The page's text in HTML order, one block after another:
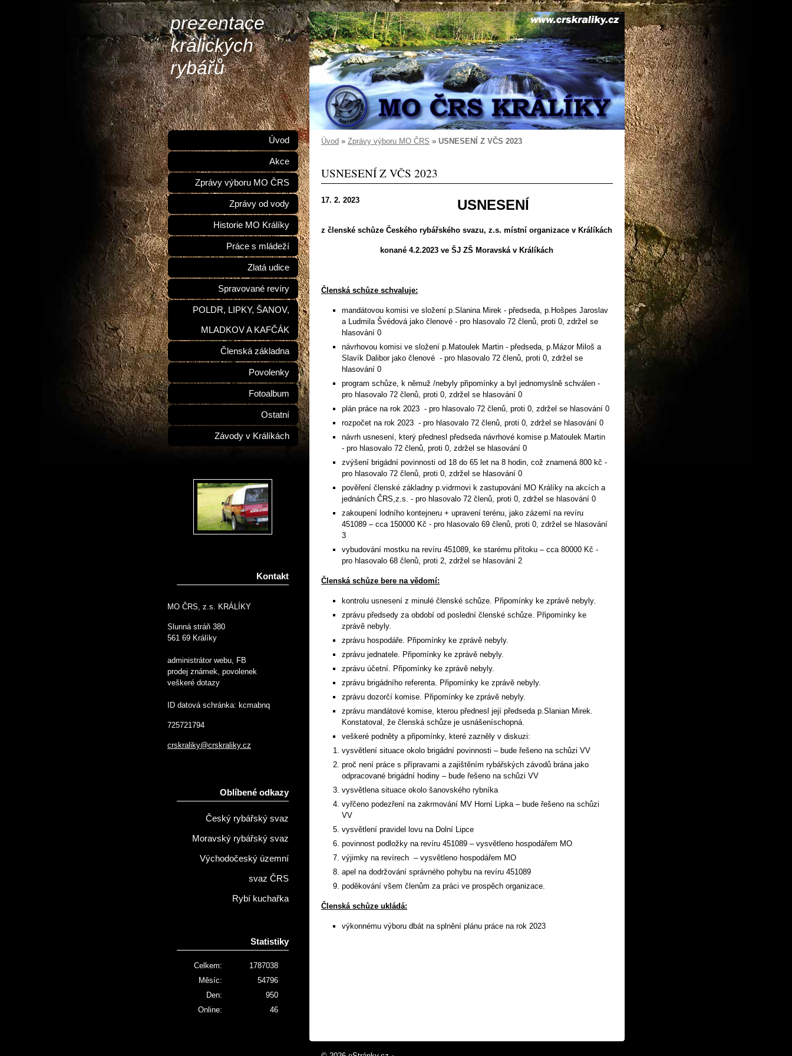
prezentace
králických
rybářů
Úvod » Zprávy výboru MO ČRS » USNESENÍ Z VČS 2023
USNESENÍ Z VČS 2023
17. 2. 2023 USNESENÍ
z členské schůze Českého rybářského svazu, z.s. místní organizace v Králíkách
konané 4.2.2023 ve ŠJ ZŠ Moravská v Králíkách
Členská schůze schvaluje:
mandátovou komisi ve složení p.Slanina Mirek - předseda, p.Hošpes Jaroslav
a Ludmila Švédová jako členové - pro hlasovalo 72 členů, proti 0, zdržel se
hlasování 0
návrhovou komisi ve složení p.Matoulek Martin - předseda, p.Mázor Miloš a
Slavík Dalibor jako členové - pro hlasovalo 72 členů, proti 0, zdržel se
hlasování 0
program schůze, k němuž /nebyly připomínky a byl jednomyslně schválen -
pro hlasovalo 72 členů, proti 0, zdržel se hlasování 0
plán práce na rok 2023 - pro hlasovalo 72 členů, proti 0, zdržel se hlasování 0
rozpočet na rok 2023 - pro hlasovalo 72 členů, proti 0, zdržel se hlasování 0
návrh usnesení, který přednesl předseda návrhové komise p.Matoulek Martin
- pro hlasovalo 72 členů, proti 0, zdržel se hlasování 0
zvýšení brigádní povinnosti od 18 do 65 let na 8 hodin, což znamená 800 kč -
pro hlasovalo 72 členů, proti 0, zdržel se hlasování 0
pověření členské základny p.vidrmovi k zastupování MO Králíky na akcích a
jednáních ČRS,z.s. - pro hlasovalo 72 členů, proti 0, zdržel se hlasování 0
zakoupení lodního kontejneru + upravení terénu, jako zázemí na revíru
451089 – cca 150000 Kč - pro hlasovalo 69 členů, proti 0, zdržel se hlasování
3
vybudování mostku na revíru 451089, ke starému přítoku – cca 80000 Kč -
pro hlasovalo 68 členů, proti 2, zdržel se hlasování 2
Členská schůze bere na vědomí:
kontrolu usnesení z minulé členské schůze. Připomínky ke zprávě nebyly.
zprávu předsedy za období od poslední členské schůze. Připomínky ke
zprávě nebyly.
zprávu hospodáře. Připomínky ke zprávě nebyly.
zprávu jednatele. Připomínky ke zprávě nebyly.
zprávu účetní. Připomínky ke zprávě nebyly.
zprávu brigádního referenta. Připomínky ke zprávě nebyly.
zprávu dozorčí komise. Připomínky ke zprávě nebyly.
zprávu mandátové komise, kterou přednesl její předseda p.Slanian Mirek.
Konstatoval, že členská schůze je usnášeníschopná.
veškeré podněty a připomínky, které zazněly v diskuzi:
vysvětlení situace okolo brigádní povinnosti – bude řešeno na schůzi VV
proč není práce s přípravami a zajištěním rybářských závodů brána jako
odpracované brigádní hodiny – bude řešeno na schůzi VV
vysvětlena situace okolo šanovského rybníka
vyřčeno podezření na zakrmování MV Horní Lipka – bude řešeno na schůzi
VV
vysvětlení pravidel lovu na Dolní Lipce
povinnost podložky na revíru 451089 – vysvětleno hospodářem MO
výjimky na revírech – vysvětleno hospodářem MO
apel na dodržování správného pohybu na revíru 451089
poděkování všem členům za práci ve prospěch organizace.
Členská schůze ukládá:
výkonnému výboru dbát na splnění plánu práce na rok 2023
Úvod
Akce
Zprávy výboru MO ČRS
Zprávy od vody
Historie MO Králíky
Práce s mládeží
Zlatá udice
Spravované revíry
POLDR, LIPKY, ŠANOV,
MLADKOV A KAFČÁK
Členská základna
Povolenky
Fotoalbum
Ostatní
Závody v Králíkách
Kontakt
MO ČRS, z.s. KRÁLÍKY
Slunná stráň 380
561 69 Králíky
administrátor webu, FB
prodej známek, povolenek
veškeré dotazy
ID datová schránka: kcmabnq
725721794
crskraliky@crskraliky.cz
Oblíbené odkazy
Český rybářský svaz
Moravský rybářský svaz
Východočeský územní
svaz ČRS
Rybí kuchařka
Statistiky
Online: 46
Celkem:
1787038
Měsíc:
54796
Den:
950